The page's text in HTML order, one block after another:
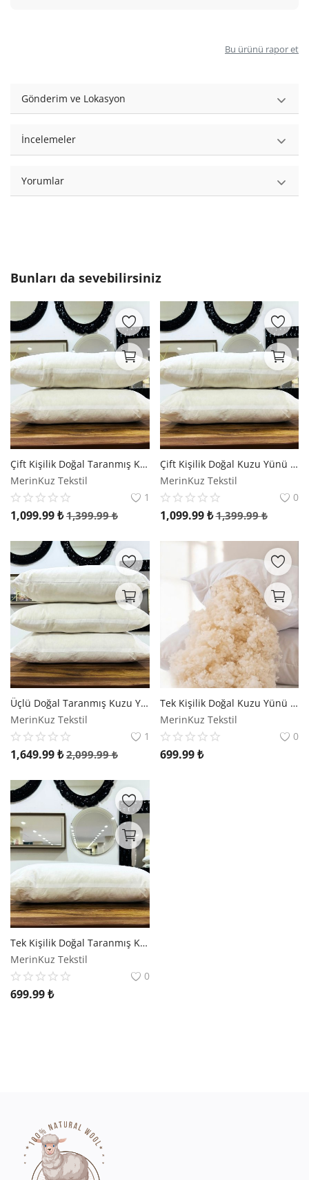
Bu ürünü rapor et
Gönderim ve Lokasyon
İncelemeler
Yorumlar
Bunları da sevebilirsiniz
Çift Kişilik Doğal Taranmış Kuzu Yünü Yastık | Merinos Kuzu Yünü
MerinKuz Tekstil
1
1,099.99₺ 1,399.99₺
Çift Kişilik Doğal Kuzu Yünü Boncuk Yastık | Merinos Kuzu Yünü
MerinKuz Tekstil
0
1,099.99₺ 1,399.99₺
Üçlü Doğal Taranmış Kuzu Yünü Yastık | Merinos Kuzu Yünü
MerinKuz Tekstil
1
1,649.99₺ 2,099.99₺
Tek Kişilik Doğal Kuzu Yünü Boncuk Yastık | Merinos Kuzu Yünü
MerinKuz Tekstil
0
699.99₺
Tek Kişilik Doğal Taranmış Kuzu Yünü Yastık | Merinos Kuzu Yünü
MerinKuz Tekstil
0
699.99₺